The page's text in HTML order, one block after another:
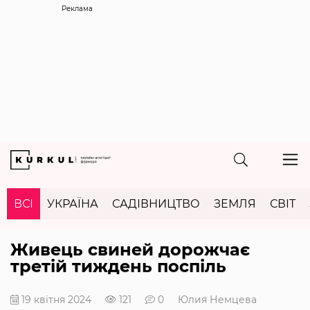
Реклама
ВСІ УКРАЇНА САДІВНИЦТВО ЗЕМЛЯ СВІТ
Живець свиней дорожчає
третій тиждень поспіль
19 квітня 2024 121 0 Юлия Немцева